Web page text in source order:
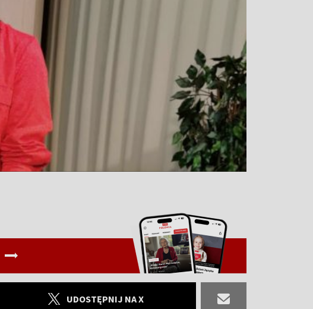
UDOSTĘPNIJ NA X